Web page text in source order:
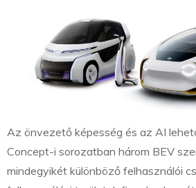
Az önvezető képesség és az AI
Concept-i sorozatban három BEV
mindegyikét különböző felhasználói